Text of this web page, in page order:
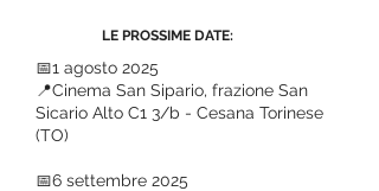
LE PROSSIME DATE:
📅1 agosto 2025
📍Cinema San Sipario, frazione San
Sicario Alto C1 3/b - Cesana Torinese
(TO)
📅6 settembre 2025